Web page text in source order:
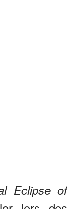
Eclipse of